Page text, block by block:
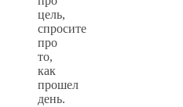
цель,
спросите
про
то,
как
прошел
день.